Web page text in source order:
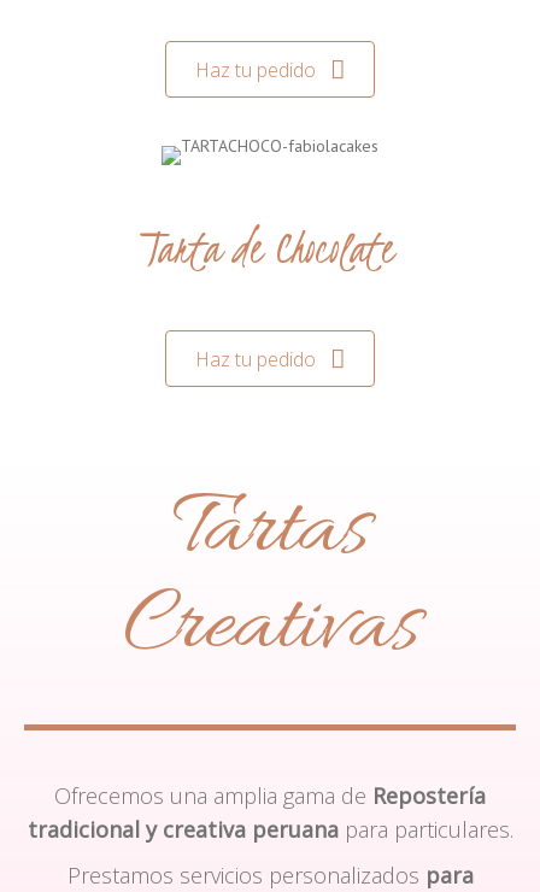
Haz tu pedido
Tarta de Chocolate
Haz tu pedido
Tartas
Creativas
Ofrecemos una amplia gama de Repostería
tradicional y creativa peruanapara particulares.
Prestamos servicios personalizados para